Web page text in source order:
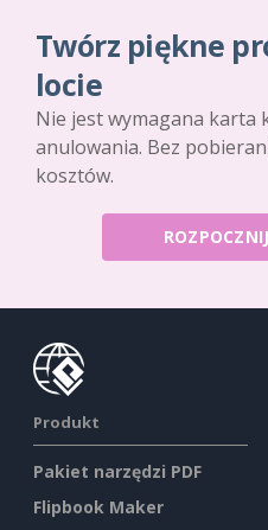
Twórz piękne
locie
Nie jest wymagana karta
anulowania. Bez
kosztów.
Produkt
Pakiet narzędzi PDF
Flipbook Maker